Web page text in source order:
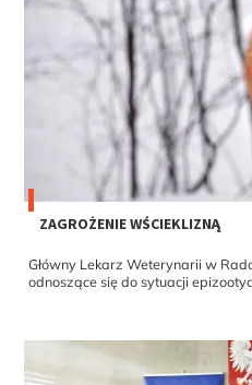
ZAGROŻENIE WŚCIEKLIZNĄ
Główny Lekarz Weterynarii w
odnoszące się do sytuacji